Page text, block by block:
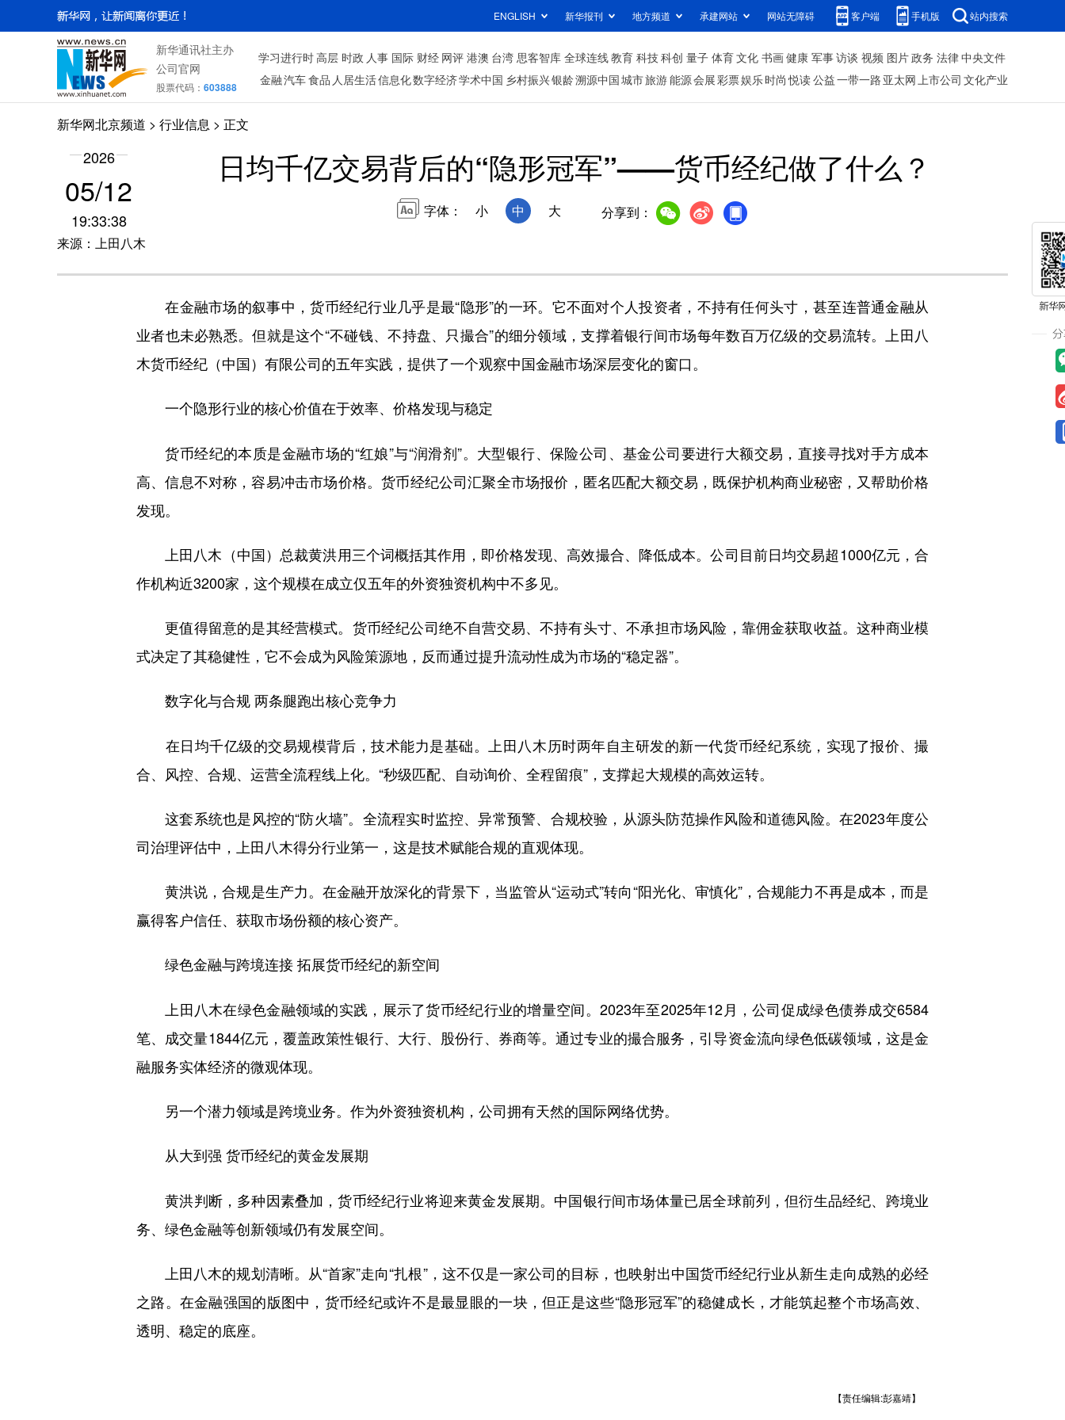
ENGLISH 新华报刊 地方频道 承建网站 网站无障碍 客户端 手机版 站内搜索
新华通讯社主办
公司官网
股票代码： 603888
学习进行时高层 时政 人事 国际 财经 网评 港澳 台湾 思客智库 全球连线教育 科技科创 量子 体育文化 书画健康 军事访谈 视频 图片政务 法律中央文件
金融汽车食品 人居生活信息化数字经济学术中国 乡村振兴银龄溯源中国城市旅游能源会展彩票娱乐时尚 悦读公益一带一路 亚太网上市公司 文化产业
新华网北京频道 > 行业信息 > 正文
2026
05/12
19:33:38
来源：上田八木
日均千亿交易背后的“隐形冠军”——货币经纪做了什么？
字体： 小 中 大 分享到：
在金融市场的叙事中，货币经纪行业几乎是最“隐形”的一环。它不面对个人投资者，不持有任何头寸，甚至连普通金融从
业者也未必熟悉。但就是这个“不碰钱、不持盘、只撮合”的细分领域，支撑着银行间市场每年数百万亿级的交易流转。上田八
木货币经纪（中国）有限公司的五年实践，提供了一个观察中国金融市场深层变化的窗口。
一个隐形行业的核心价值在于效率、价格发现与稳定
货币经纪的本质是金融市场的“红娘”与“润滑剂”。大型银行、保险公司、基金公司要进行大额交易，直接寻找对手方成本
高、信息不对称，容易冲击市场价格。货币经纪公司汇聚全市场报价，匿名匹配大额交易，既保护机构商业秘密，又帮助价格
发现。
上田八木（中国）总裁黄洪用三个词概括其作用，即价格发现、高效撮合、降低成本。公司目前日均交易超1000亿元，合
作机构近3200家，这个规模在成立仅五年的外资独资机构中不多见。
更值得留意的是其经营模式。货币经纪公司绝不自营交易、不持有头寸、不承担市场风险，靠佣金获取收益。这种商业模
式决定了其稳健性，它不会成为风险策源地，反而通过提升流动性成为市场的“稳定器”。
数字化与合规 两条腿跑出核心竞争力
在日均千亿级的交易规模背后，技术能力是基础。上田八木历时两年自主研发的新一代货币经纪系统，实现了报价、撮
合、风控、合规、运营全流程线上化。“秒级匹配、自动询价、全程留痕”，支撑起大规模的高效运转。
这套系统也是风控的“防火墙”。全流程实时监控、异常预警、合规校验，从源头防范操作风险和道德风险。在2023年度公
司治理评估中，上田八木得分行业第一，这是技术赋能合规的直观体现。
黄洪说，合规是生产力。在金融开放深化的背景下，当监管从“运动式”转向“阳光化、审慎化”，合规能力不再是成本，而是
赢得客户信任、获取市场份额的核心资产。
绿色金融与跨境连接 拓展货币经纪的新空间
上田八木在绿色金融领域的实践，展示了货币经纪行业的增量空间。2023年至2025年12月，公司促成绿色债券成交6584
笔、成交量1844亿元，覆盖政策性银行、大行、股份行、券商等。通过专业的撮合服务，引导资金流向绿色低碳领域，这是金
融服务实体经济的微观体现。
另一个潜力领域是跨境业务。作为外资独资机构，公司拥有天然的国际网络优势。
从大到强 货币经纪的黄金发展期
黄洪判断，多种因素叠加，货币经纪行业将迎来黄金发展期。中国银行间市场体量已居全球前列，但衍生品经纪、跨境业
务、绿色金融等创新领域仍有发展空间。
上田八木的规划清晰。从“首家”走向“扎根”，这不仅是一家公司的目标，也映射出中国货币经纪行业从新生走向成熟的必经
之路。在金融强国的版图中，货币经纪或许不是最显眼的一块，但正是这些“隐形冠军”的稳健成长，才能筑起整个市场高效、
透明、稳定的底座。
【责任编辑:彭嘉靖】